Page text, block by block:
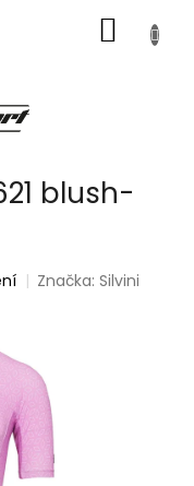
KOŠÍK
blush-
Značka:Silvini